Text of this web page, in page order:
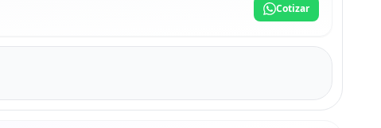
Cotizar